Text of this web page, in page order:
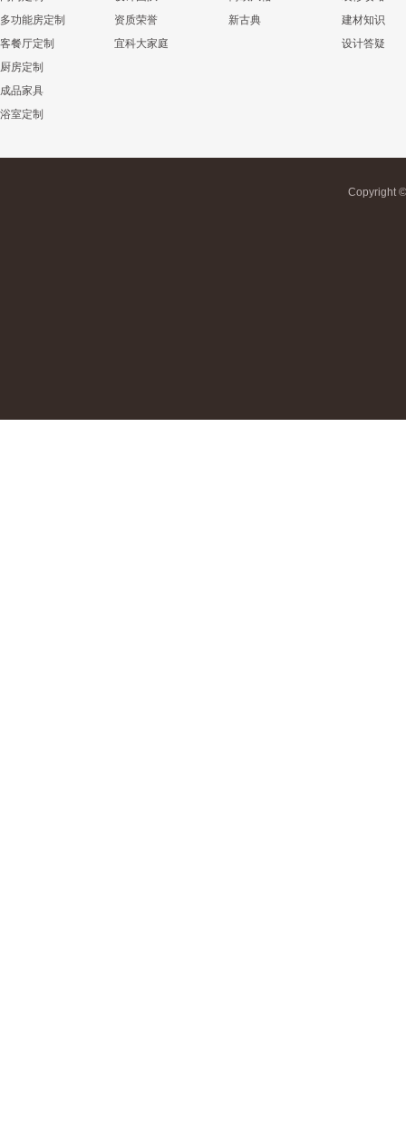
多功能房定制
客餐厅定制
厨房定制
成品家具
浴室定制
资质荣誉
宜科大家庭
新古典
建材知识
设计答疑
Copyright